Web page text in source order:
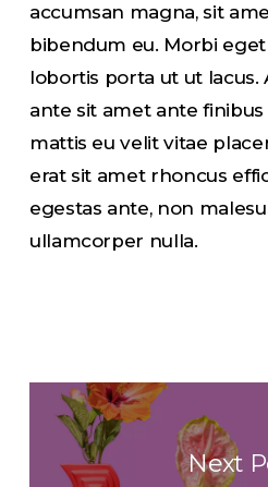
accumsan magna, sit
bibendum eu. Morbi
lobortis porta ut ut
ante sit amet ante
mattis eu velit vitae
erat sit amet rhoncus
egestas ante, non
ullamcorper nulla.
Next